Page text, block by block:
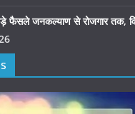
फैसले जनकल्याण से रोजगार तक,